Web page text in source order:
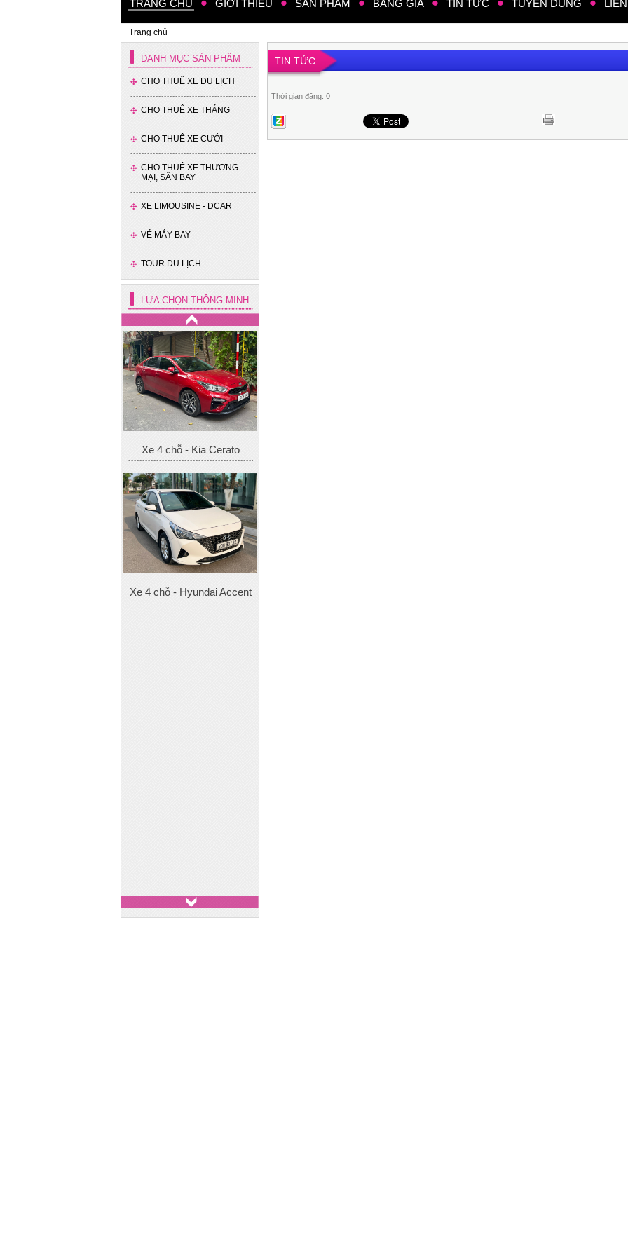
TRANG CHỦ GIỚI THIỆU SẢN PHẨM BẢNG GIÁ TIN TỨC TUYỂN DỤNG
Trang chủ
DANH MỤC SẢN PHẨM
CHO THUÊ XE DU LỊCH
CHO THUÊ XE THÁNG
CHO THUÊ XE CƯỚI
CHO THUÊ XE THƯƠNG
MẠI, SÂN BAY
XE LIMOUSINE - DCAR
VÉ MÁY BAY
TOUR DU LỊCH
LỰA CHỌN THÔNG MINH
Xe 4 chỗ - Kia Cerato
Xe 4 chỗ - Hyundai Accent
TIN TỨC
Thời gian đăng: 0